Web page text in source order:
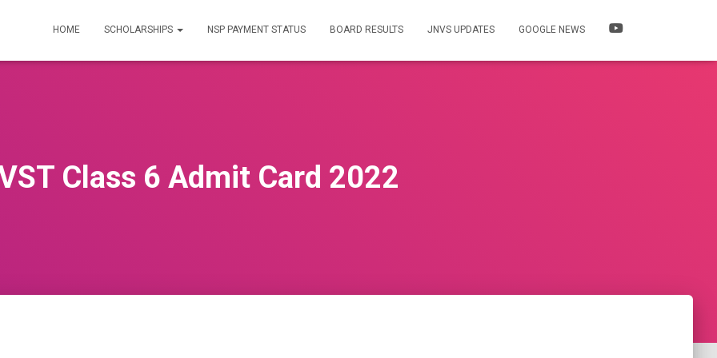
HOME SCHOLARSHIPS NSP PAYMENT STATUS BOARD RESULTS JNVS UPDATES GOOGLE NEWS
Class 6 Admit Card 2022